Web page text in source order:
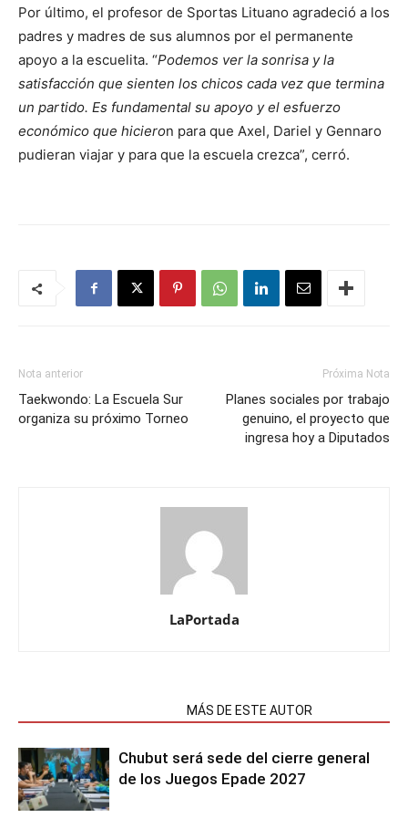
Por último, el profesor de Sportas Lituano agradeció a los
padres y madres de sus alumnos por el permanente
apoyo a la escuelita. “Podemos ver la sonrisa y la
satisfacción que sienten los chicos cada vez que termina
un partido. Es fundamental su apoyo y el esfuerzo
económico que hicieron para que Axel, Dariel y Gennaro
pudieran viajar y para que la escuela crezca”, cerró.
Nota anterior
Taekwondo: La Escuela Sur
organiza su próximo Torneo
Próxima Nota
Planes sociales por trabajo
genuino, el proyecto que
ingresa hoy a Diputados
LaPortada
MÁS DE ESTE AUTOR
Chubut será sede del cierre general
de los Juegos Epade 2027